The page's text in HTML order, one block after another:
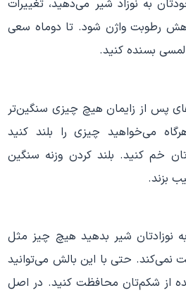
به نوزاد شیر می‌دهید، تغییرات
رطوبت واژن شود. تا دوماه سعی
لمسی بسنده کنید.
پس از زایمان هیچ چیزی سنگین‌تر
می‌خواهید چیزی را بلند کنید
خم کنید. بلند کردن وزنه سنگین
بزند.
نوزادتان شیر بدهید هیچ چیز مثل
نمی‌کند. حتی با این بالش می‌توانید
از شکم‌تان محافظت کنید. در اصل